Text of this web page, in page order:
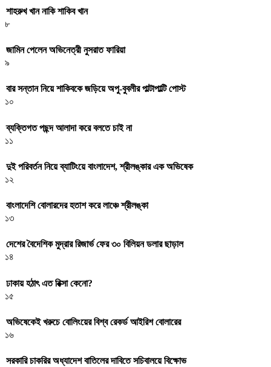
শাহরুখ খান নাকি শাকিব খান
৮
জামিন পেলেন অভিনেত্রী নুসরাত ফারিয়া
৯
বার সন্তান নিয়ে শাকিবকে জড়িয়ে অপু-বুবলীর পাল্টাপাল্টি পোস্ট
১০
ব্যক্তিগত পছন্দ আলাদা করে বলতে চাই না
১১
দুই পরিবর্তন নিয়ে ব্যাটিংয়ে বাংলাদেশ, শ্রীলঙ্কার এক অভিষেক
১২
বাংলাদেশি বোলারদের হতাশ করে লাঞ্চে শ্রীলঙ্কা
১৩
দেশের বৈদেশিক মুদ্রার রিজার্ভ ফের ৩০ বিলিয়ন ডলার ছাড়াল
১৪
ঢাকায় হঠাৎ এত রিক্সা কেনো?
১৫
অভিষেকেই খরুচে বোলিংয়ের বিশ্ব রেকর্ড আইরিশ বোলারের
১৬
সরকারি চাকরির অধ্যাদেশ বাতিলের দাবিতে সচিবালয়ে বিক্ষোভ